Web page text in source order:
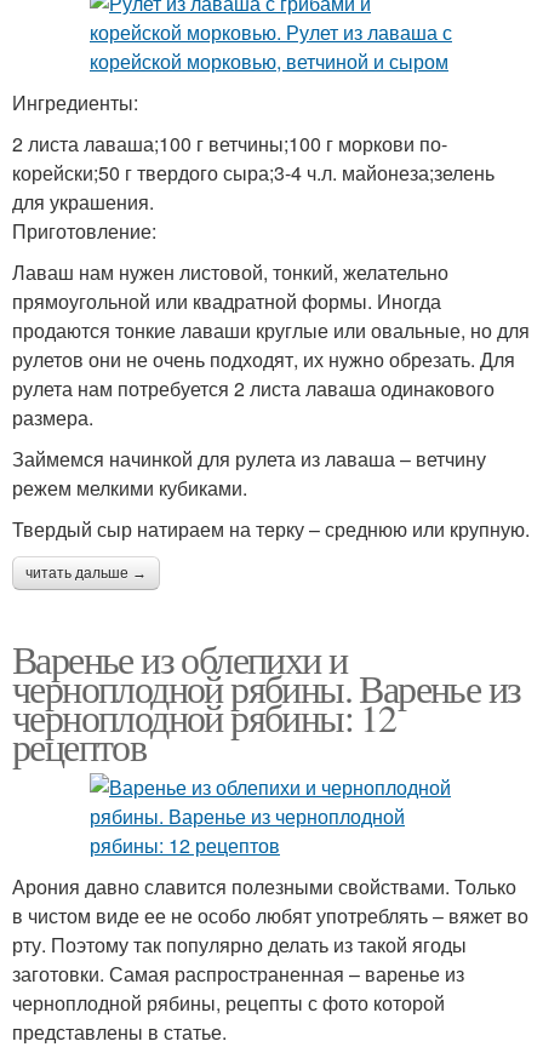
Ингредиенты:
2 листа лаваша;100 г ветчины;100 г моркови по-
корейски;50 г твердого сыра;3-4 ч.л. майонеза;зелень
для украшения.
Приготовление:
Лаваш нам нужен листовой, тонкий, желательно
прямоугольной или квадратной формы. Иногда
продаются тонкие лаваши круглые или овальные, но для
рулетов они не очень подходят, их нужно обрезать. Для
рулета нам потребуется 2 листа лаваша одинакового
размера.
Займемся начинкой для рулета из лаваша – ветчину
режем мелкими кубиками.
Твердый сыр натираем на терку – среднюю или крупную.
читать дальше →
Варенье из облепихи и
черноплодной рябины. Варенье из
черноплодной рябины: 12
рецептов
Арония давно славится полезными свойствами. Только
в чистом виде ее не особо любят употреблять – вяжет во
рту. Поэтому так популярно делать из такой ягоды
заготовки. Самая распространенная – варенье из
черноплодной рябины, рецепты с фото которой
представлены в статье.